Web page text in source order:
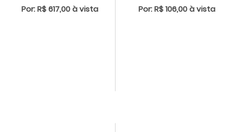
Por: R$ 617,00 à vista Por: R$ 106,00 à vista